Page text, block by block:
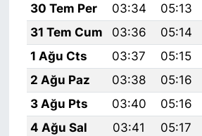
30 Tem Per
03:34 05:13
31 Tem Cum
03:36 05:14
1 Ağu Cts
03:37 05:15
2 Ağu Paz
03:38 05:16
3 Ağu Pts
03:40 05:16
4 Ağu Sal
03:41 05:17